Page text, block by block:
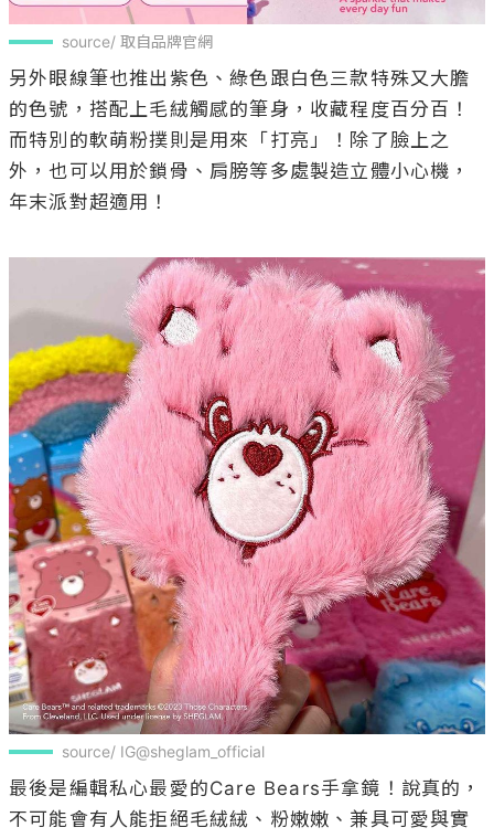
source/ 取自品牌官網
另外眼線筆也推出紫色、綠色跟白色三款特殊又大膽
的色號，搭配上毛絨觸感的筆身，收藏程度百分百！
而特別的軟萌粉撲則是用來「打亮」！除了臉上之
外，也可以用於鎖骨、肩膀等多處製造立體小心機，
年末派對超適用！
source/ IG@sheglam_official
最後是編輯私心最愛的Care Bears手拿鏡！說真的，
不可能會有人能拒絕毛絨絨、粉嫩嫩、兼具可愛與實